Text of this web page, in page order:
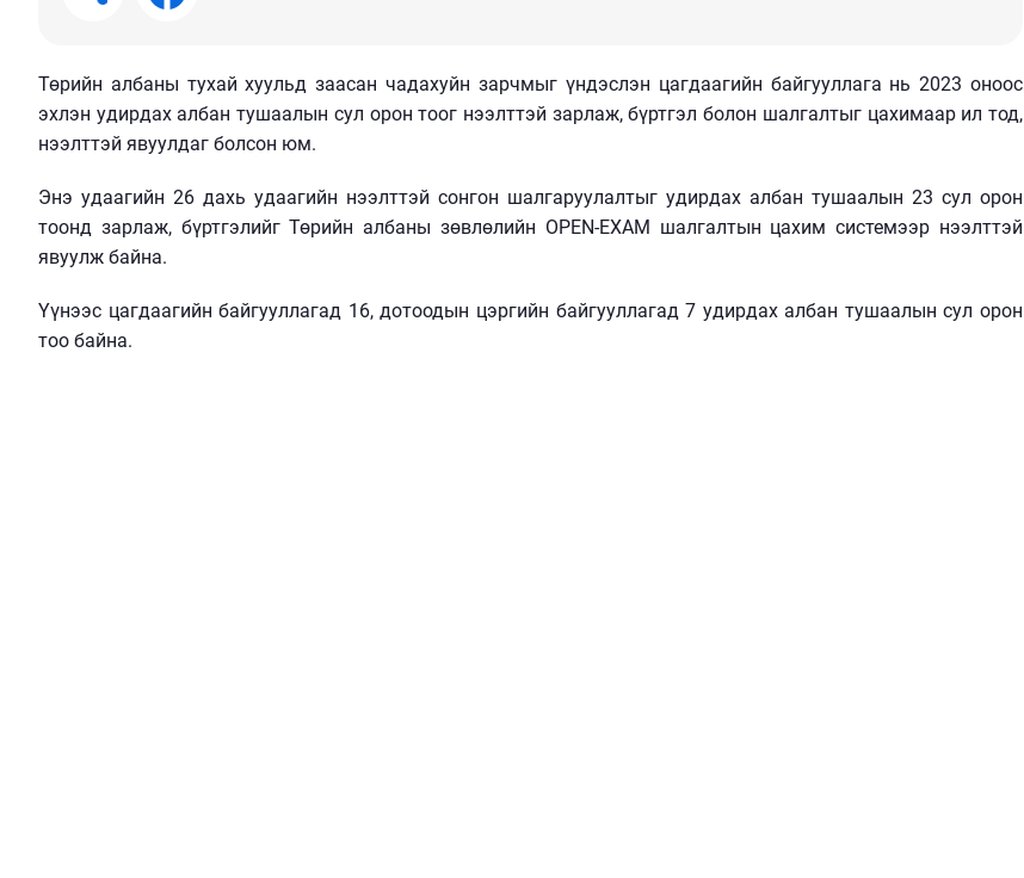
Төрийн албаны тухай хуульд заасан чадахуйн зарчмыг үндэслэн цагдаагийн байгууллага нь 2023 оноос
эхлэн удирдах албан тушаалын сул орон тоог нээлттэй зарлаж, бүртгэл болон шалгалтыг цахимаар ил тод,
нээлттэй явуулдаг болсон юм.
Энэ удаагийн 26 дахь удаагийн нээлттэй сонгон шалгаруулалтыг удирдах албан тушаалын 23 сул орон
тоонд зарлаж, бүртгэлийг Төрийн албаны зөвлөлийн OPEN-EXAM шалгалтын цахим системээр нээлттэй
явуулж байна.
Үүнээс цагдаагийн байгууллагад 16, дотоодын цэргийн байгууллагад 7 удирдах албан тушаалын сул орон
тоо байна.